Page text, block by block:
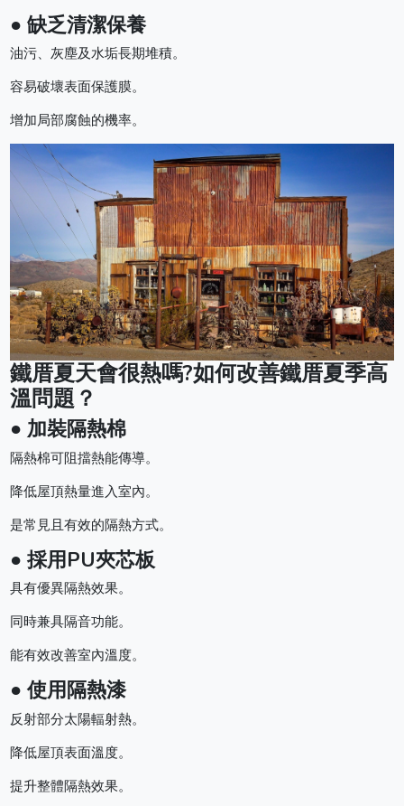
● 缺乏清潔保養
油污、灰塵及水垢長期堆積。
容易破壞表面保護膜。
增加局部腐蝕的機率。
鐵厝夏天會很熱嗎?如何改善鐵厝夏季高
溫問題？
● 加裝隔熱棉
隔熱棉可阻擋熱能傳導。
降低屋頂熱量進入室內。
是常見且有效的隔熱方式。
● 採用PU夾芯板
具有優異隔熱效果。
同時兼具隔音功能。
能有效改善室內溫度。
● 使用隔熱漆
反射部分太陽輻射熱。
降低屋頂表面溫度。
提升整體隔熱效果。